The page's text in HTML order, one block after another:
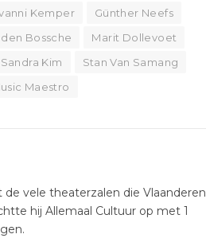
Kemper
Günther Neefs
den Bossche
Marit Dollevoet
Sandra Kim
Stan Van Samang
Maestro
vele theaterzalen die Vlaanderen
hij Allemaal Cultuur op met 1